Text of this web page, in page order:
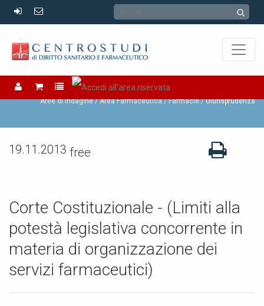
Farmacie
Aree di Indagine / Area Farmaceutica / Farmacie Giurisprudenza
19.11.2013 free
Corte Costituzionale - (Limiti alla
potestà legislativa concorrente in
materia di organizzazione dei
servizi farmaceutici)